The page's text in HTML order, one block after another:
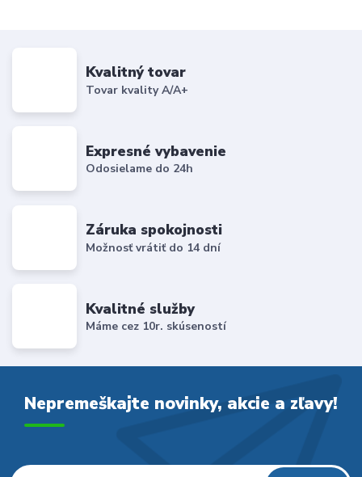
Kvalitný tovar
Tovar kvality A/A+
Expresné vybavenie
Odosielame do 24h
Záruka spokojnosti
Možnosť vrátiť do 14 dní
Kvalitné služby
Máme cez 10r. skúseností
Nepremeškajte novinky, akcie a zľavy!